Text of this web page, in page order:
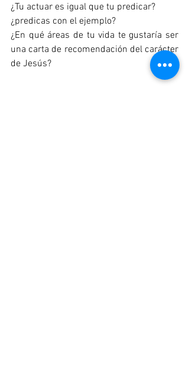
¿Tu actuar es igual que tu predicar?
¿predicas con el ejemplo?
¿En qué áreas de tu vida te gustaría ser
una carta de recomendación del carácter
de Jesús?